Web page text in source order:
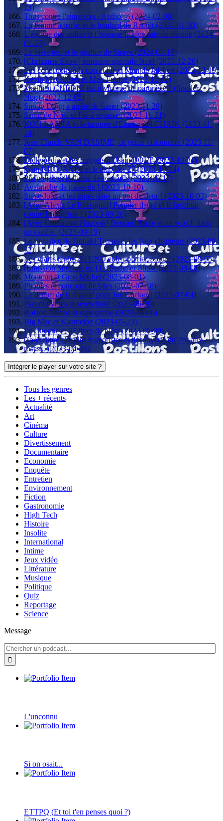
13)
Tous contre l'autre con - Antho ;-) (2024-02-06)
La femme à barbe et le boulard de Raoult (2024-01-30)
L’équipe des nullos et l’homme le plus sale du monde (2024-
01-23)
Le bière test et le phallus de Strava (2024-01-16)
[Christmas Show] émission spéciale Noël (2023-12-26)
Les collections à la con et l'Iron Man de Jalabert (2023-12-19)
Kevin Mccallister et Miss France (2023-12-12)
Matthieu CHEDID est-il victime de parurésie ? (Spoiler :
Nop) (2023-12-05)
Snoop Dogg a arrêté de fumer (2023-11-28)
Sapin de Noël et Fer à repasser (2023-11-21)
KOH LANTA et la taroupe d'Emmanuel CHAIN (2023-11-
14)
Jean-Claude VAN DAMME, ce génie visionnaire (2023-11-
07)
Dickypedia et les nuggets d'Usain BOLT (2023-10-31)
kyan KHOJANDI et le club des 27 (2023-10-24)
Pierpoljak et la danse des canards (2023-10-17)
Avalanche de passe dé ! (2023-10-10)
Steve Jobs et les tripes dans un pot de fleur ! (2023-10-03)
[Avec Alexis Le Rossignol] Premier degré et le ketchup
contre la diarrhée ! (2023-09-26)
[Avec Guillaume Haubois] Bernard Tapie et du scotch dans
un caddie. (2023-09-19)
Le mugshot de Donald Trump et les faux chanteurs (2023-09-
12)
Les vraies règles du UNO et le poivrier coquin (2023-09-05)
[Emission Spéciale été] Le Summer Show (2023-08-08)
Montcuq et Gros Michel (2023-08-01)
Phobies et concours de bites (2023-07-18)
Le denim de la dignité pour Joe Cocker ! (2023-07-04)
Pseudonymes et sérendipité (2023-06-20)
Roland Garros et sapiophilie (2023-06-06)
Big Mac et Kaamelott (2023-05-23)
Le cinoche et 67 litres de bière (2023-05-09)
Co-écriture chez les humoristes et découverte du Pot-aux-
roses... (2023-04-24)
Intégrer le player sur votre site ?
Tous les genres
Les + récents
Actualité
Art
Cinéma
Culture
Divertissement
Documentaire
Economie
Enquête
Entretien
Environnement
Fiction
Gastronomie
High Tech
Histoire
Insolite
International
Intime
Jeux vidéo
Littérature
Musique
Politique
Quiz
Reportage
Science
Message
L'unconnu
Si on osait...
ETTPQ (Et toi t'en penses quoi ?)